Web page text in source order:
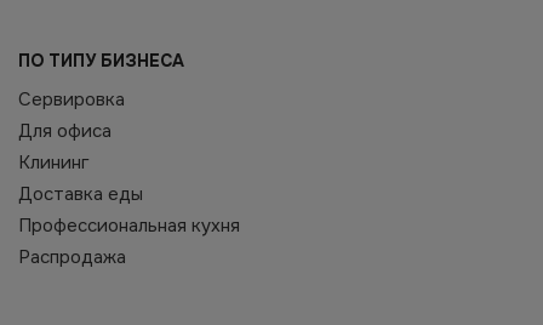
ПО ТИПУ БИЗНЕСА
Сервировка
Для офиса
Клининг
Доставка еды
Профессиональная кухня
Распродажа